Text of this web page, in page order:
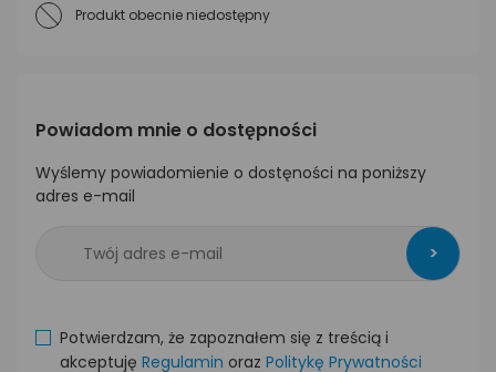
Produkt obecnie niedostępny
Powiadom mnie o dostępności
Wyślemy powiadomienie o dostęności na poniższy
adres e-mail
>
Potwierdzam, że zapoznałem się z treścią i
akceptuję Regulamin oraz Politykę Prywatności